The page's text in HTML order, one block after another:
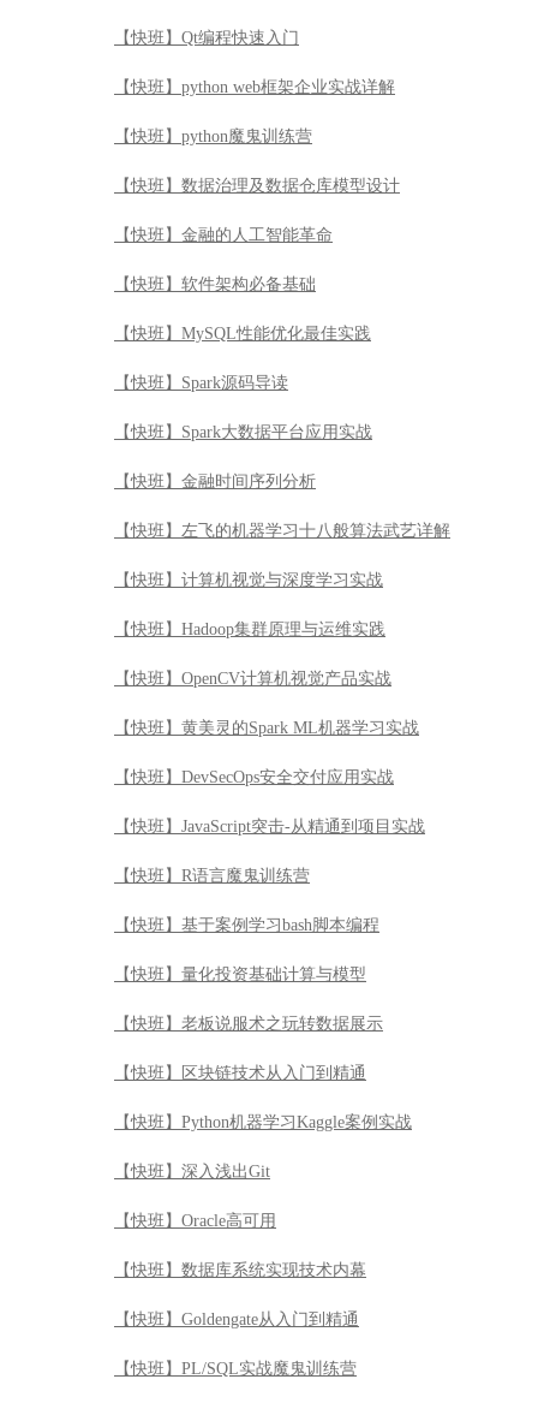
【快班】Qt编程快速入门
【快班】python web框架企业实战详解
【快班】python魔鬼训练营
【快班】数据治理及数据仓库模型设计
【快班】金融的人工智能革命
【快班】软件架构必备基础
【快班】MySQL性能优化最佳实践
【快班】Spark源码导读
【快班】Spark大数据平台应用实战
【快班】金融时间序列分析
【快班】左飞的机器学习十八般算法武艺详解
【快班】计算机视觉与深度学习实战
【快班】Hadoop集群原理与运维实践
【快班】OpenCV计算机视觉产品实战
【快班】黄美灵的Spark ML机器学习实战
【快班】DevSecOps安全交付应用实战
【快班】JavaScript突击-从精通到项目实战
【快班】R语言魔鬼训练营
【快班】基于案例学习bash脚本编程
【快班】量化投资基础计算与模型
【快班】老板说服术之玩转数据展示
【快班】区块链技术从入门到精通
【快班】Python机器学习Kaggle案例实战
【快班】深入浅出Git
【快班】Oracle高可用
【快班】数据库系统实现技术内幕
【快班】Goldengate从入门到精通
【快班】PL/SQL实战魔鬼训练营